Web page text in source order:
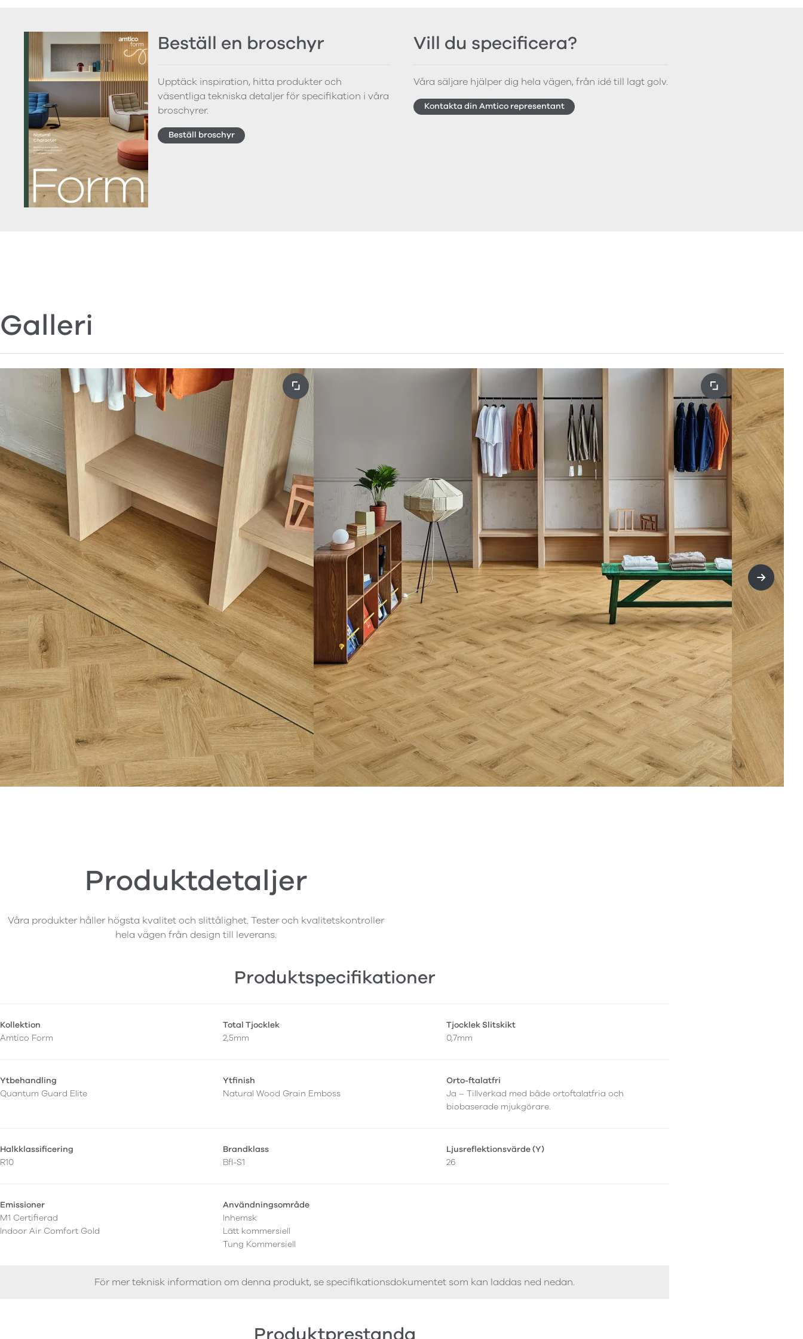
Beställ en broschyr
Upptäck inspiration, hitta produkter och
väsentliga tekniska detaljer för specifikation i våra
broschyrer.
Beställ broschyr
Vill du specificera?
Våra säljare hjälper dig hela vägen, från idé till lagt golv.
Kontakta din Amtico representant
Galleri
Produktdetaljer
Våra produkter håller högsta kvalitet och slittålighet. Tester och kvalitetskontroller
hela vägen från design till leverans.
Produktspecifikationer
Kollektion
Amtico Form
Total Tjocklek
2,5mm
Tjocklek Slitskikt
0,7mm
Ytbehandling
Quantum Guard Elite
Ytfinish
Natural Wood Grain Emboss
Orto-ftalatfri
Ja – Tillverkad med både ortoftalatfria och
biobaserade mjukgörare.
Halkklassificering
R10
Brandklass
Bfl-S1
Ljusreflektionsvärde (Y)
26
Emissioner
M1 Certifierad
Indoor Air Comfort Gold
Användningsområde
Inhemsk
Lätt kommersiell
Tung Kommersiell
För mer teknisk information om denna produkt, se specifikationsdokumentet som kan laddas ned nedan.